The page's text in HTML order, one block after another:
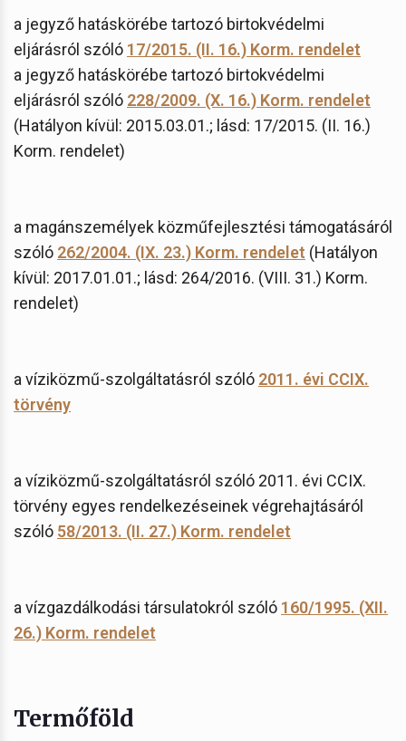
a jegyző hatáskörébe tartozó birtokvédelmi
eljárásról szóló 17/2015. (II. 16.) Korm. rendelet
a jegyző hatáskörébe tartozó birtokvédelmi
eljárásról szóló 228/2009. (X. 16.) Korm. rendelet
(Hatályon kívül: 2015.03.01.; lásd: 17/2015. (II. 16.)
Korm. rendelet)
a magánszemélyek közműfejlesztési támogatásáról
szóló 262/2004. (IX. 23.) Korm. rendelet (Hatályon
kívül: 2017.01.01.; lásd: 264/2016. (VIII. 31.) Korm.
rendelet)
a víziközmű-szolgáltatásról szóló 2011. évi CCIX.
törvény
a víziközmű-szolgáltatásról szóló 2011. évi CCIX.
törvény egyes rendelkezéseinek végrehajtásáról
szóló 58/2013. (II. 27.) Korm. rendelet
a vízgazdálkodási társulatokról szóló 160/1995. (XII.
26.) Korm. rendelet
Termőföld